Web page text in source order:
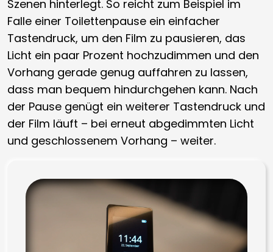
Szenen hinterlegt. So reicht zum Beispiel im
Falle einer Toilettenpause ein einfacher
Tastendruck, um den Film zu pausieren, das
Licht ein paar Prozent hochzudimmen und den
Vorhang gerade genug auffahren zu lassen,
dass man bequem hindurchgehen kann. Nach
der Pause genügt ein weiterer Tastendruck und
der Film läuft – bei erneut abgedimmten Licht
und geschlossenem Vorhang – weiter.